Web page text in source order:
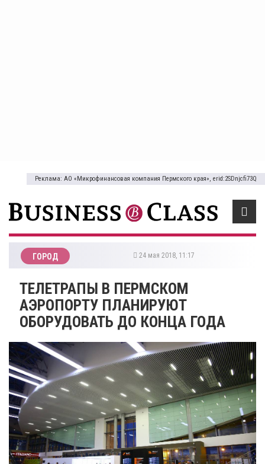
Реклама: АО «Микрофинансовая компания Пермского края», erid:2SDnjcfi73Q
ГОРОД 24 мая 2018, 11:17
ТЕЛЕТРАПЫ В ПЕРМСКОМ
АЭРОПОРТУ ПЛАНИРУЮТ
ОБОРУДОВАТЬ ДО КОНЦА ГОДА